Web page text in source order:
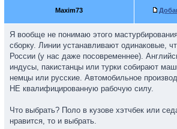
Maxim73
Я вообще не понимаю этого
сборку. Линии устанавливают одинаковые,
России (у нас даже посовременнее).
индусы, пакистанцы или турки собирают
немцы или русские. Автомобильное
НЕ квалифицированную рабочую силу.
Что выбрать? Поло в кузове хэтчбек или
нравится, то и выбрать.